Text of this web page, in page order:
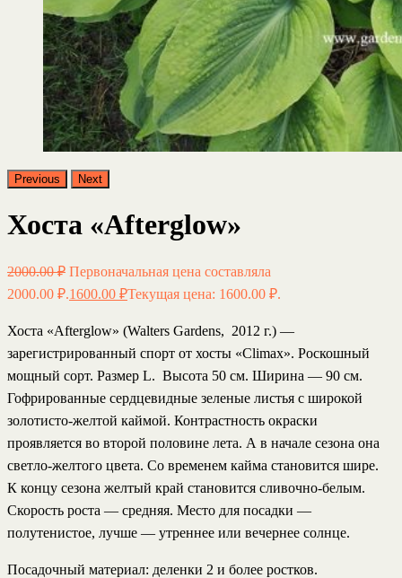
Previous Next
Хоста «Afterglow»
2000.00₽ Первоначальная цена составляла
2000.00 ₽.1600.00 ₽Текущая цена: 1600.00 ₽.
Хоста «Afterglow» (Walters Gardens, 2012 г.) —
зарегистрированный спорт от хосты «Climax». Роскошный
мощный сорт. Размер L. Высота 50 см. Ширина — 90 см.
Гофрированные сердцевидные зеленые листья с широкой
золотисто-желтой каймой. Контрастность окраски
проявляется во второй половине лета. А в начале сезона она
светло-желтого цвета. Со временем кайма становится шире.
К концу сезона желтый край становится сливочно-белым.
Скорость роста — средняя. Место для посадки —
полутенистое, лучше — утреннее или вечернее солнце.
Посадочный материал: деленки 2 и более ростков.